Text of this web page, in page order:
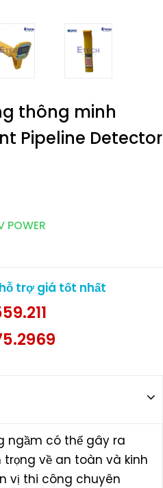
thông minh
Pipeline Detector
POWER
trợ giá tốt nhất
ngầm có thể gây ra
về an toàn và kinh
vị thi công chuyên